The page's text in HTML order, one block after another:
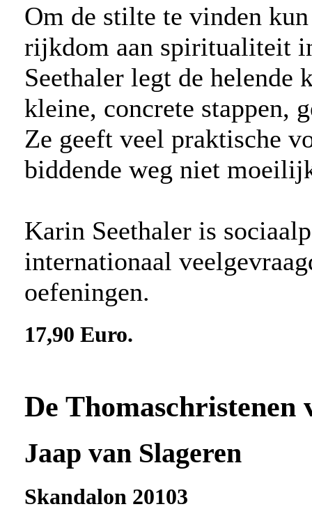
Om de stilte te vinden
rijkdom aan spiritualiteit
Seethaler legt de helende
kleine, concrete stappen,
Ze geeft veel praktische
biddende weg niet
Karin Seethaler is
internationaal
oefeningen.
17,90 Euro.
De Thomaschristenen
Jaap van Slageren
Skandalon 20103